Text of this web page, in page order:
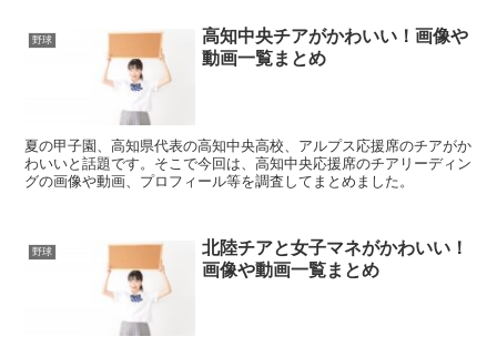
野球
高知中央チアがかわいい！画像や
動画一覧まとめ
夏の甲子園、高知県代表の高知中央高校、アルプス応援席のチアがか
わいいと話題です。そこで今回は、高知中央応援席のチアリーディン
グの画像や動画、プロフィール等を調査してまとめました。
野球
北陸チアと女子マネがかわいい！
画像や動画一覧まとめ